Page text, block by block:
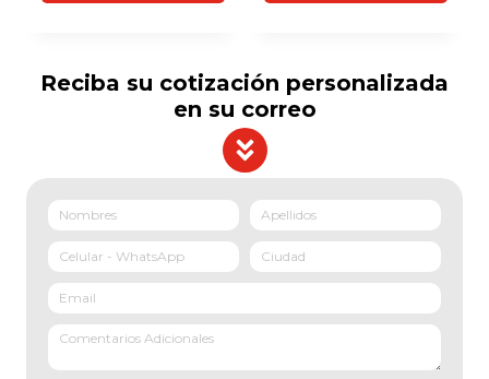
Reciba su cotización personalizada
en su correo